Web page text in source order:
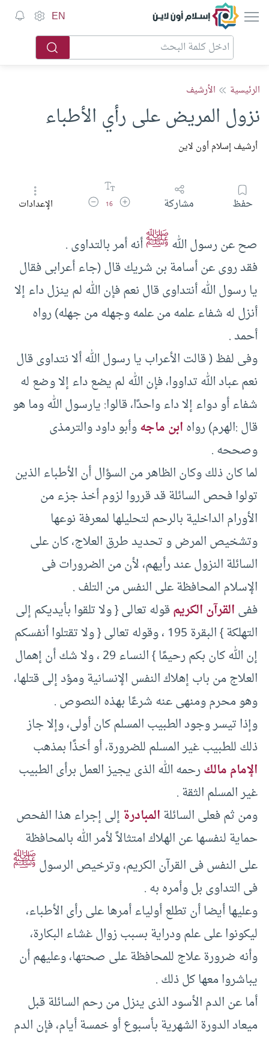
إسلام أون لاين EN
الرئيسية الأرشيف
نزول المريض على رأي الأطباء
أرشيف إسلام أون لاين
حفظ مشاركة زيادة حجم الخط
16 تقليل حجم الخطالإعدادات
صح عن رسول اللهﷺأنه أمر بالتداوى .‏
فقد روى عن أسامة بن شريك قال (‏جاء أعرابى فقال
يا رسول الله أنتداوى قال نعم فإن الله لم ينزل داء إلا
أنزل له شفاء علمه من علمه وجهله من جهله)‏ رواه
أحمد .‏
وفى لفظ (‏ قالت الأعراب يا رسول الله ألا نتداوى قال
نعم عباد الله تداووا، فإن الله لم يضع داء إلا وضع له
شفاء أو دواء إلا داء واحدًا، قالوا: يارسول الله وما هو
قال :الهرم)‏ رواهابن ماجهوأبو داود والترمذى
وصححه .‏
لما كان ذلك وكان الظاهر من السؤال أن الأطباء الذين
تولوا فحص السائلة قد قرروا لزوم أخذ جزء من
الأورام الداخلية بالرحم لتحليلها لمعرفة نوعها
وتشخيص المرض و تحديد طرق العلاج، كان على
السائلة النزول عند رأيهم، لأن من الضرورات فى
الإسلام المحافظة على النفس من التلف .‏
ففىالقرآن الكريمقوله تعالى {‏ ولا تلقوا بأيديكم إلى
التهلكة }‏ البقرة ‏195 ، وقوله تعالى {‏ ولا تقتلوا أنفسكم
إن الله كان بكم رحيمًا }‏ النساء ‏29 ، ولا شك أن إهمال
العلاج من باب إهلاك النفس الإنسانية ومؤد إلى قتلها،
وهو محرم ومنهى عنه شرعًا بهذه النصوص .‏
وإذا تيسر وجود الطبيب المسلم كان أولى، وإلا جاز
ذلك للطبيب غير المسلم للضرورة، أو أخذًا بمذهب
الإمام مالكرحمه الله الذى يجيز العمل برأى الطبيب
غير المسلم الثقة .‏
ومن ثم فعلى السائلةالمبادرةإلى إجراء هذا الفحص
حماية لنفسها عن الهلاك امتثالاً لأمر الله بالمحافظة
على النفس فى القرآن الكريم، وترخيص الرسولﷺ
فى التداوى بل وأمره به .‏
وعليها أيضا أن تطلع أولياء أمرها على رأى الأطباء،
ليكونوا على علم ودراية بسبب زوال غشاء البكارة،
وأنه ضرورة علاج للمحافظة على صحتها، وعليهم أن
يباشروا معها كل ذلك .‏
أما عن الدم الأسود الذى ينزل من رحم السائلة قبل
ميعاد الدورة الشهرية بأسبوع أو خمسة أيام، فإن الدم